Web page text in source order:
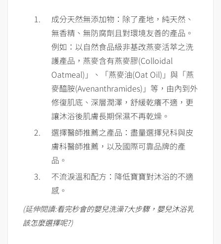
成分天然無添加物：除了產地，純天然、
無香精、無防腐劑且對環境友善的產品。
例如：以自然食品級非基改燕麥活萃之洗
護產品，燕麥含有燕麥膠(Colloidal
Oatmeal)」、「燕麥油(Oat Oil)」與「燕
麥醯胺(Avenanthramides)」等，由內到外
修復肌底、深層潤澤，舒緩乾癢不適，更
讓沐浴後肌膚長期保濕不再乾燥。
選擇醫師推薦之產品：盡量選擇兒科與皮
膚科醫師推薦，以及國際可靠品牌的產
品。
不流淚溫和配方：降低寶寶對沐浴的不適
感。
(延伸閱讀:看完秒會的嬰兒洗澡7大步驟，嬰兒沐浴乳
該怎麼選擇呢?)